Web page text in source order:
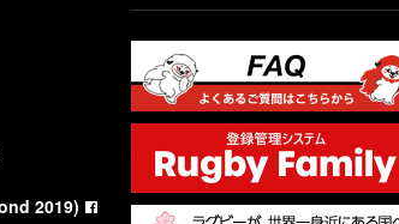
2019)